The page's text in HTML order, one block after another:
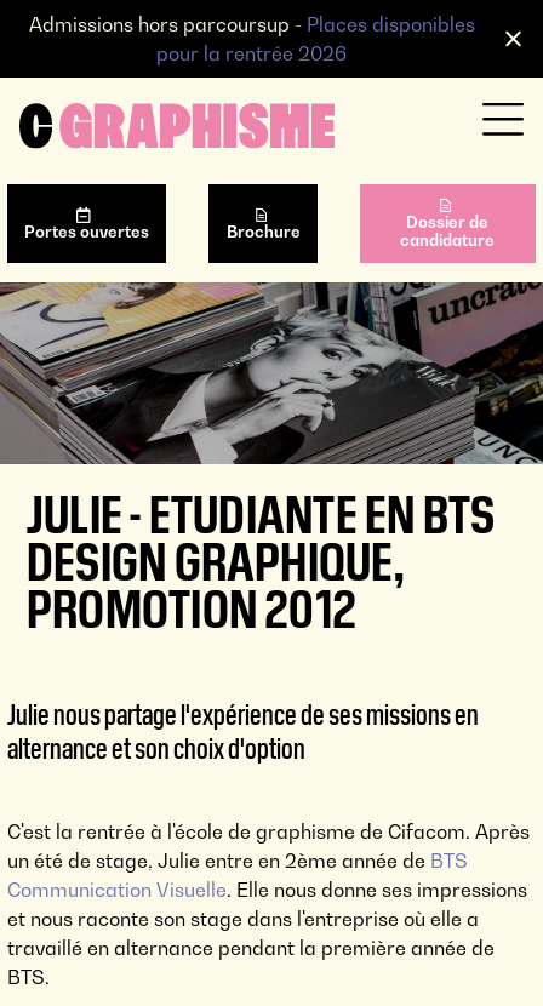
JULIE - ETUDIANTE EN BTS
DESIGN GRAPHIQUE,
PROMOTION 2012
Julie nous partage l'expérience de ses missions en
alternance et son choix d'option
C'est la rentrée à l'école de graphisme de Cifacom. Après
un été de stage, Julie entre en 2ème année de BTS
Communication Visuelle. Elle nous donne ses impressions
et nous raconte son stage dans l'entreprise où elle a
travaillé en alternance pendant la première année de
BTS.
Admissions hors parcoursup - Places disponibles
pour la rentrée 2026
Portes ouvertes Brochure
Dossier de
candidature